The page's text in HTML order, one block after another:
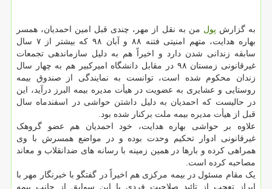
به گزارش پول من به نقل از مهر، چندی قبل امین احمدیان، همسر
بهاره هدایت، متهم امنیتی فتنه ۸۸ و آبان ۹۸ که بیشتر از ۷ سال
سابقه زندانی شدن دارد و اخیراً هم به دلیل سازماندهی تجمعات
غیرقانونی زمستان ۹۸ در مقابل دانشگاه امیرکبیر هم به چهار سال
زندان محکوم شده است، توانست به نمایندگی از صندوق بیمه
روستایی و عشایری به عضویت در هیأت مدیره بیمه البرز درآید، این
در حالیست که احمدیان به دلیل داشتن حواشی در اسفندماه سال
قبل از هیأت مدیره بیمه ملت برکنار شده بود.
علاوه بر حواشی بهاره هدایت، خود احمدیان هم عضو گروهک
غیرقانونی ادوار تحکیم وحدت بوده و در مواضع همسرش با وی
همراهی کرده و بارها در همین زمینه با رسانه های ضدانقلاب و معاند
مصاحبه کرده است.
یک مقام مسئول در بیمه مرکزی هم اخیراً در گفتگو با خبرنگار مهر با
ابراز تعجب از تائید صلاحیت فردی با این سوابق از جانب بیمه